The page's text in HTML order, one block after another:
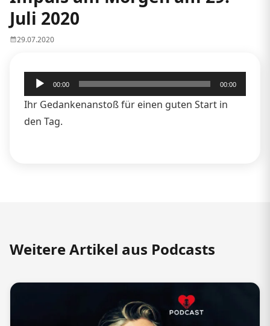
Juli 2020
29.07.2020
Audio-
Player
00:00 00:00
Ihr Gedankenanstoß für einen guten Start in
den Tag.
Weitere Artikel aus Podcasts